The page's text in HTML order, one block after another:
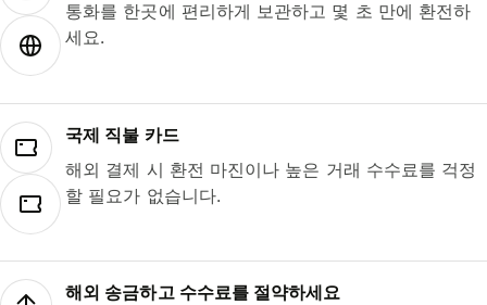
통화를 한곳에 편리하게 보관하고 몇 초 만에 환전하
세요.
국제 직불 카드
해외 결제 시 환전 마진이나 높은 거래 수수료를 걱정
할 필요가 없습니다.
해외 송금하고 수수료를 절약하세요